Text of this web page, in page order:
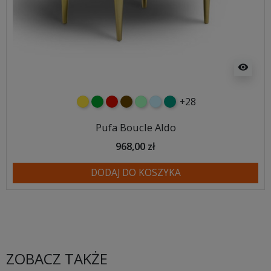
visibility
żółtyzielonyczerwony
czekoladowy
miętowybłękitny
turkusowy
+28
Pufa Boucle Aldo
968,00 zł
DODAJ DO KOSZYKA
ZOBACZ TAKŻE